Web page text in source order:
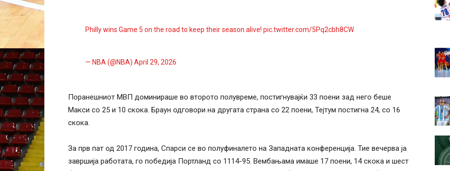
Philly wins Game 5 on the road to keep their season alive! pic.twitter.com/5Pq2cbh8CW
— NBA (@NBA) April 29, 2026
Поранешниот МВП доминираше во второто полувреме, постигнувајќи 33 поени зад него беше
Макси со 25 и 10 скока. Браун одговори на другата страна со 22 поени, Тејтум постигна 24, со 16
скока.
За прв пат од 2017 година, Спарси се во полуфиналето на Западната конференција. Тие вечерва ја
завршија работата, го победија Портланд со 1114-95. Вембањама имаше 17 поени, 14 скока и шест